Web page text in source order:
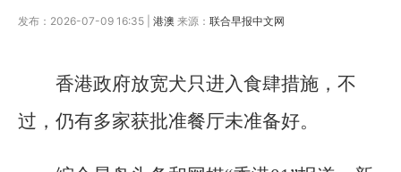
发布：2026-07-09 16:35 | 港澳 来源： 联合早报中文网
香港政府放宽犬只进入食肆措施，不
过，仍有多家获批准餐厅未准备好。